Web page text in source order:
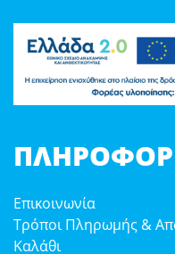
Επικοινωνία
Τρόποι Πληρωμής &
Καλάθι